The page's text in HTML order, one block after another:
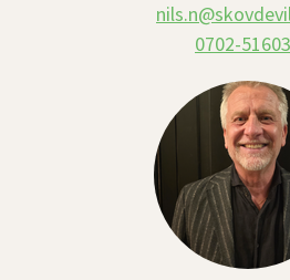
0702-